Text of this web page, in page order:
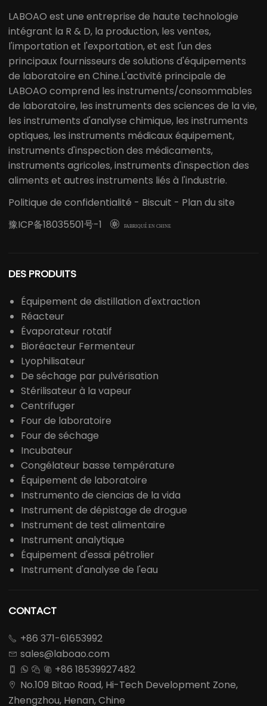
LABOAO est une entreprise de haute technologie
intégrant la R & D, la production, les ventes,
l'importation et l'exportation, et est l'un des
principaux fournisseurs de solutions d'équipements
de laboratoire en Chine.L'activité principale de
LABOAO comprend les instruments/consommables
de laboratoire, les instruments des sciences de la vie,
les instruments d'analyse chimique, les instruments
optiques, les instruments médicaux équipement,
instruments d'inspection des médicaments,
instruments agricoles, instruments d'inspection des
aliments et autres instruments liés à l'industrie.
Politique de confidentialité - Biscuit - Plan du site
豫ICP备18035501号-1
 FABRIQUÉ EN CHINE
DES PRODUITS
Équipement de distillation d'extraction
Réacteur
Évaporateur rotatif
Bioréacteur Fermenteur
Lyophilisateur
De séchage par pulvérisation
Stérilisateur à la vapeur
Centrifuger
Four de laboratoire
Four de séchage
Incubateur
Congélateur basse température
Équipement de laboratoire
Instrumento de ciencias de la vida
Instrument de dépistage de drogue
Instrument de test alimentaire
Instrument analytique
Équipement d'essai pétrolier
Instrument d'analyse de l'eau
CONTACT
 +86 371-61653992
 sales@laboao.com
    +86 18539927482

No.109 Bitao Road, Hi-Tech Development Zone,
Zhengzhou, Henan, Chine